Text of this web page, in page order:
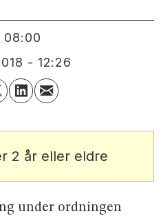
08:00
- 12:26
2 år eller eldre
under ordningen